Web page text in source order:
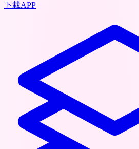
下載APP